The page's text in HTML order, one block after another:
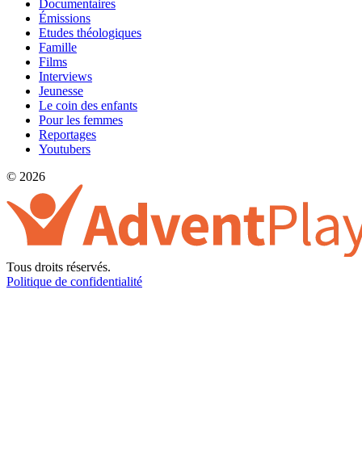
Documentaires
Émissions
Etudes théologiques
Famille
Films
Interviews
Jeunesse
Le coin des enfants
Pour les femmes
Reportages
Youtubers
© 2026
Tous droits réservés.
Politique de confidentialité